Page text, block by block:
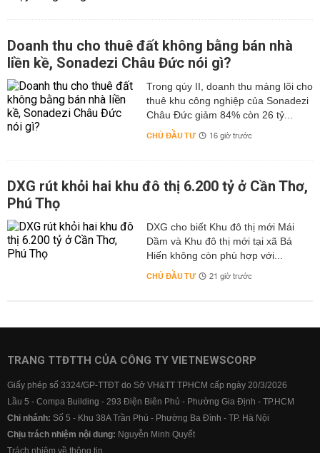
Doanh thu cho thuê đất không bằng bán nhà
liền kề, Sonadezi Châu Đức nói gì?
Trong qúy II, doanh thu mảng lõi cho
thuê khu công nghiệp của Sonadezi
Châu Đức giảm 84% còn 26 tỷ...
CHỦ ĐẦU TƯ 16 giờ trước
DXG rút khỏi hai khu đô thị 6.200 tỷ ở Cần Thơ,
Phú Thọ
DXG cho biết Khu đô thị mới Mái
Dầm và Khu đô thị mới tại xã Bá
Hiến không còn phù hợp với...
CHỦ ĐẦU TƯ 21 giờ trước
TRANG TTĐTTH CỦA CÔNG TY VIETNEWSCORP
Giấy phép số 3324/GP-TTĐT do Sở VH&TT TPHCM cấp ngày 20/3/2026
Lầu 5 - Compa Building - 293 Điện Biên Phủ - Phường Gia Định - TP.HCM
Chi nhánh: Số 5 - Khu 38A Trần Phú - Phường Ba Đình - TP. Hà Nội
Chịu trách nhiệm nội dung: Nguyễn Minh Quyết
Trách nhiệm về thông tin